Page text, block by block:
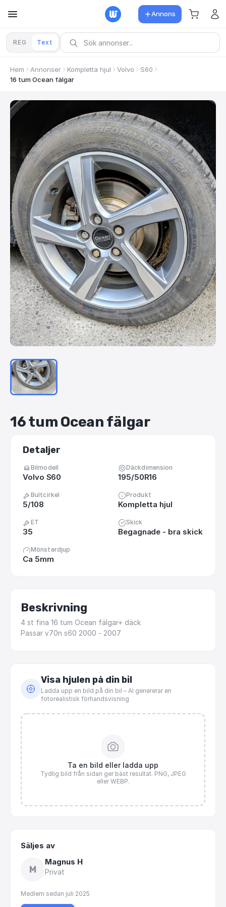
Annons
REG Text
Hem Annonser Kompletta hjul Volvo
S60
16 tum Ocean fälgar
16tum Ocean fälgar
Detaljer
Bilmodell
Volvo S60
Däckdimension
195/50R16
Bultcirkel
5/108
Produkt
Kompletta hjul
ET
35
Skick
Begagnade - bra skick
Mönsterdjup
Ca 5mm
Beskrivning
4 st fina 16 tum Ocean fälgar+ däck
Passar v70n s60 2000 - 2007
Visa hjulen på din bil
Ladda upp en bild på din bil – AI genererar en
fotorealistisk förhandsvisning
Ta en bild eller ladda upp
Tydlig bild från sidan ger bäst resultat. PNG, JPEG
eller WEBP.
Säljes av
M
Magnus H
Privat
Medlem sedan juli 2025